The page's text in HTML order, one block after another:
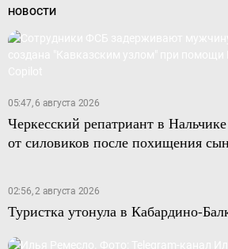
НОВОСТИ
05:47, 6 августа 2026
Черкесский репатриант в
от силовиков после похищения
02:56, 2 августа 2026
Туристка утонула в Кабардино-